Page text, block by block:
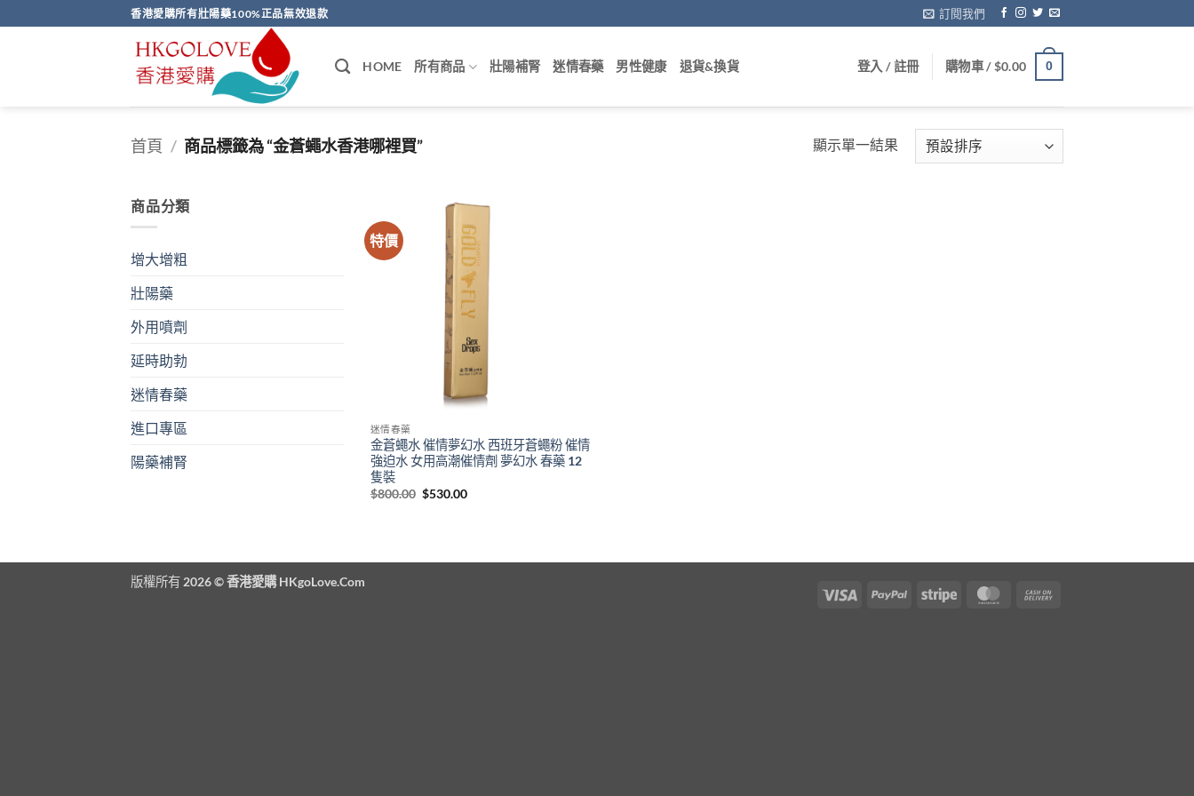
to
香港愛購所有壯陽藥100%正品無效退款 訂閱我們
HOME 所有商品 壯陽補腎 迷情春藥 男性健康 退貨&換貨 登入 / 註冊 購物車 /$0.00 0
首頁 / 商品標籤為 “金蒼蠅水香港哪裡買” 顯示單一結果
商品分類
增大增粗
壯陽藥
外用噴劑
延時助勃
迷情春藥
進口專區
陽藥補腎
特價
迷情春藥
金蒼蠅水 催情夢幻水 西班牙蒼蠅粉 催情
強迫水 女用高潮催情劑 夢幻水 春藥 12
隻裝
$800.00 Original
$530.00Current
Visa PayPal Stripe MasterCard
版權所有 2026 ©香港愛購 HKgoLove.Com